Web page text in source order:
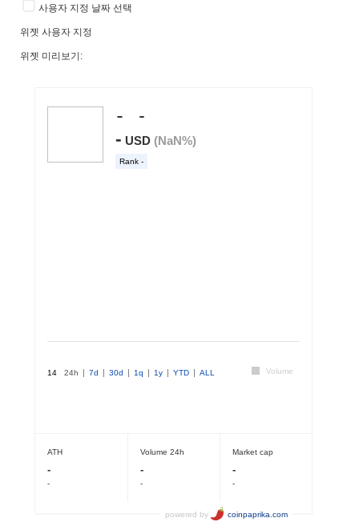
사용자 지정 날짜 선택
위젯 사용자 지정
위젯 미리보기: